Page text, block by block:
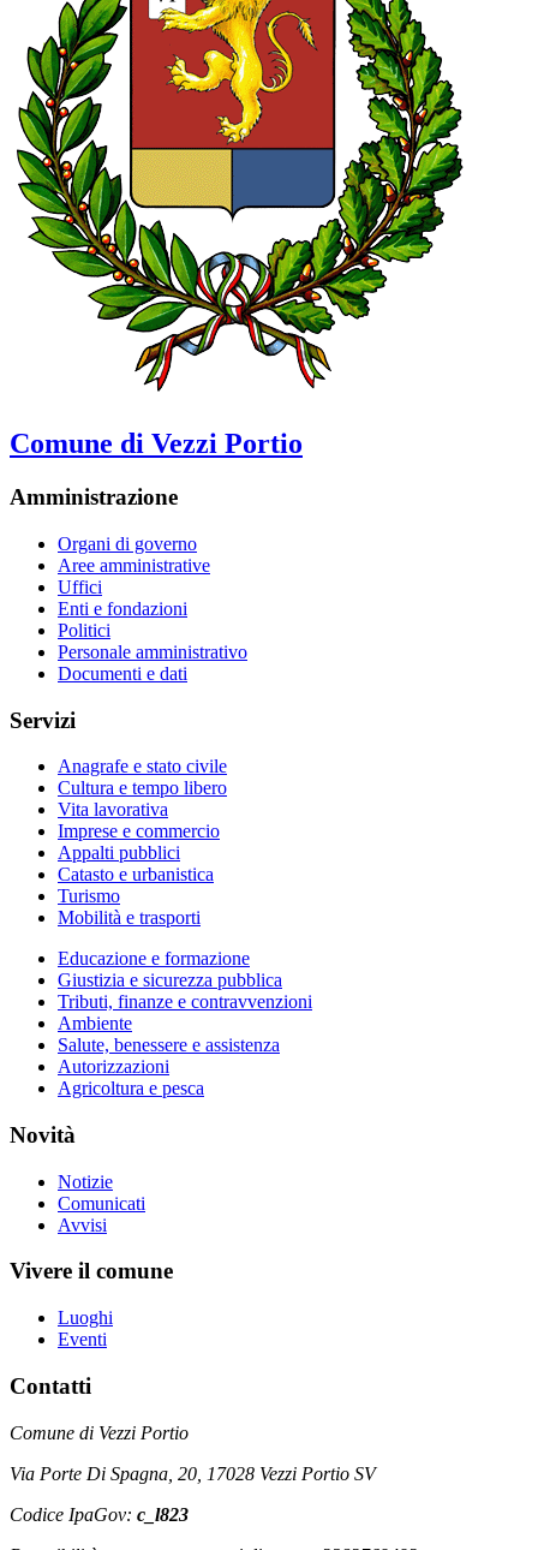
Comune di Vezzi Portio
Amministrazione
Organi di governo
Aree amministrative
Uffici
Enti e fondazioni
Politici
Personale amministrativo
Documenti e dati
Servizi
Anagrafe e stato civile
Cultura e tempo libero
Vita lavorativa
Imprese e commercio
Appalti pubblici
Catasto e urbanistica
Turismo
Mobilità e trasporti
Educazione e formazione
Giustizia e sicurezza pubblica
Tributi, finanze e contravvenzioni
Ambiente
Salute, benessere e assistenza
Autorizzazioni
Agricoltura e pesca
Novità
Notizie
Comunicati
Avvisi
Vivere il comune
Luoghi
Eventi
Contatti
Comune di Vezzi Portio
Via Porte Di Spagna, 20, 17028 Vezzi Portio SV
Codice IpaGov: c_l823